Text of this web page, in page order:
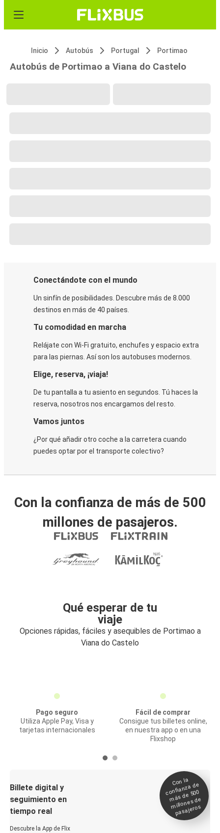
Inicio Autobús Portugal Portimao
Autobús de Portimao a Viana do Castelo
Conectándote con el mundo
Un sinfín de posibilidades. Descubre más de 8.000
destinos en más de 40 países.
Tu comodidad en marcha
Relájate con Wi-Fi gratuito, enchufes y espacio extra
para las piernas. Así son los autobuses modernos.
Elige, reserva, ¡viaja!
De tu pantalla a tu asiento en segundos. Tú haces la
reserva, nosotros nos encargamos del resto.
Vamos juntos
¿Por qué añadir otro coche a la carretera cuando
puedes optar por el transporte colectivo?
Con la confianza de más de 500
millones de pasajeros.
Qué esperar de tu
viaje
Opciones rápidas, fáciles y asequibles de Portimao a
Viana do Castelo
Pago seguro
Utiliza Apple Pay, Visa y
tarjetas internacionales
Fácil de comprar
Consigue tus billetes online,
en nuestra app o en una
Flixshop
Billete digital y
seguimiento en
tiempo real
Descubre la App de Flix
Con la
confianza de
más de 500
millones de
pasajeros